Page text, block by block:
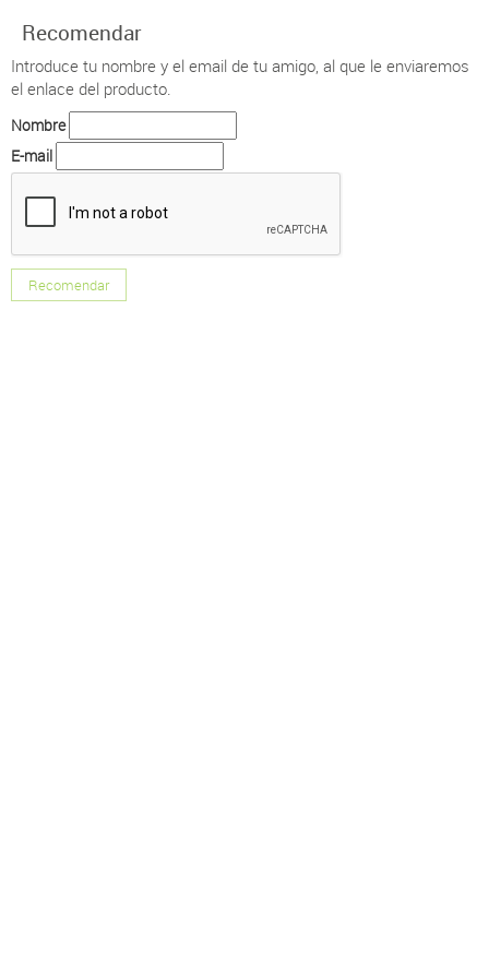
Recomendar
Introduce tu nombre y el email de tu amigo, al que le enviaremos
el enlace del producto.
Nombre
E-mail